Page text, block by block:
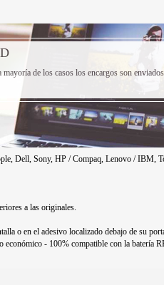
de los casos los encargos son
Dell, Sony, HP / Compaq, Lenovo / IBM,
a las originales.
o en el adesivo localizado debajo de su
económico - 100% compatible con la batería